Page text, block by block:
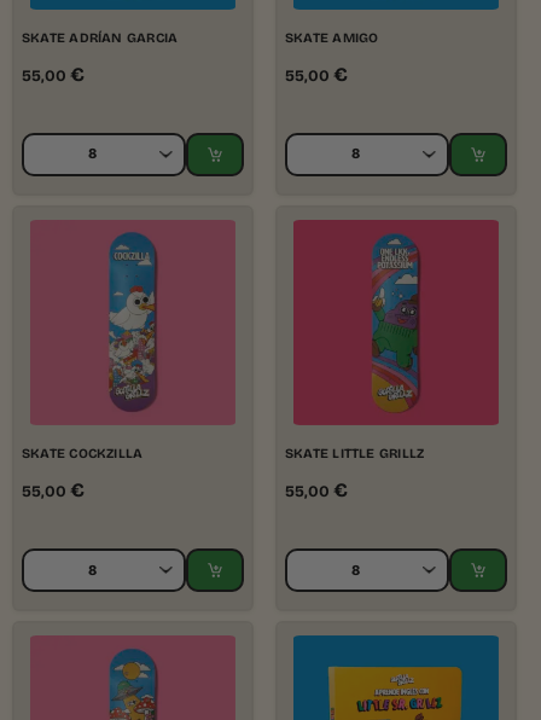
SKATE ADRÍAN GARCIA
55,00 €
SKATE AMIGO
55,00 €
SKATE COCKZILLA
55,00 €
SKATE LITTLE GRILLZ
55,00 €